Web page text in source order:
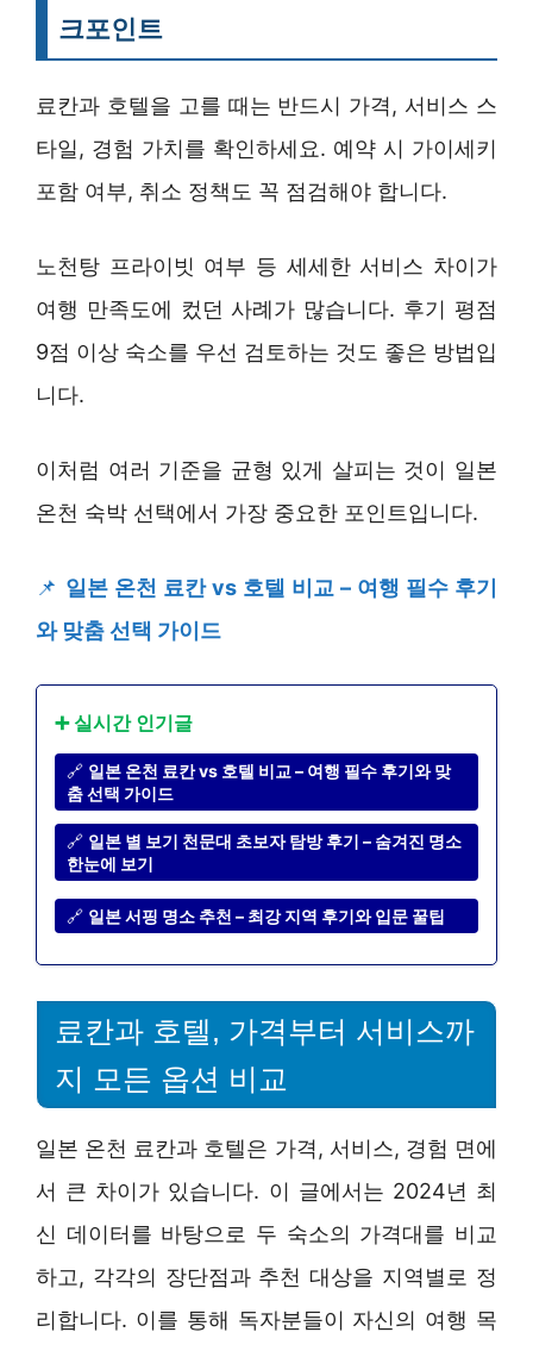
크포인트
료칸과 호텔을 고를 때는 반드시 가격, 서비스 스
타일, 경험 가치를 확인하세요. 예약 시 가이세키
포함 여부, 취소 정책도 꼭 점검해야 합니다.
노천탕 프라이빗 여부 등 세세한 서비스 차이가
여행 만족도에 컸던 사례가 많습니다. 후기 평점
9점 이상 숙소를 우선 검토하는 것도 좋은 방법입
니다.
이처럼 여러 기준을 균형 있게 살피는 것이 일본
온천 숙박 선택에서 가장 중요한 포인트입니다.
📌 일본 온천 료칸 vs 호텔 비교 – 여행 필수 후기
와 맞춤 선택 가이드
➕ 실시간 인기글
🔗 일본 온천 료칸 vs 호텔 비교 – 여행 필수 후기와 맞
춤 선택 가이드
🔗 일본 별 보기 천문대 초보자 탐방 후기 – 숨겨진 명소
한눈에 보기
🔗 일본 서핑 명소 추천 – 최강 지역 후기와 입문 꿀팁
료칸과 호텔, 가격부터 서비스까
지 모든 옵션 비교
일본 온천 료칸과 호텔은 가격, 서비스, 경험 면에
서 큰 차이가 있습니다. 이 글에서는 2024년 최
신 데이터를 바탕으로 두 숙소의 가격대를 비교
하고, 각각의 장단점과 추천 대상을 지역별로 정
리합니다. 이를 통해 독자분들이 자신의 여행 목